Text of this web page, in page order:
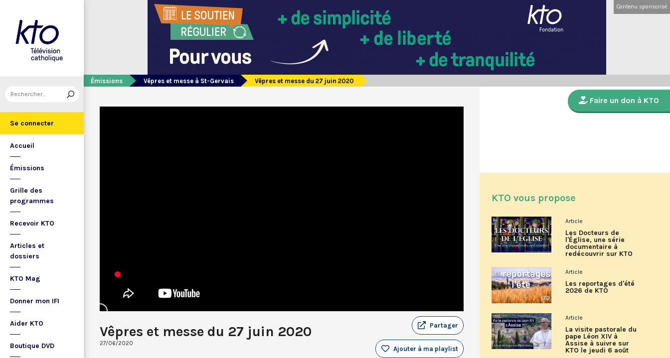
Se connecter
Accueil
Émissions
Grille des
programmes
Recevoir KTO
Articles et
dossiers
KTO Mag
Donner mon IFI
Aider KTO
Boutique DVD
Contenu sponsorisé
Émissions Vêpres et messe à St-Gervais Vêpres et messe du 27 juin 2020
Vêpres et messe du 27 juin 2020
27/06/2020
Partager
Ajouter à ma playlist
Faire un don à KTO
KTO vous propose
Article
Les Docteurs de
l'Église, une série
documentaire à
redécouvrir sur KTO
Article
Les reportages d'été
2026 de KTO
Article
La visite pastorale du
pape Léon XIV à
Assise à suivre sur
KTO le jeudi 6 août